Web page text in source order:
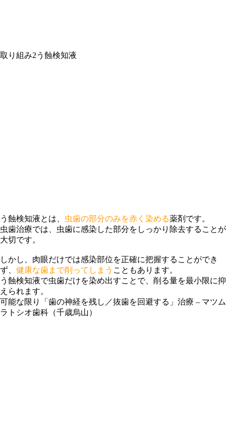
取り組み2 う蝕検知液
う蝕検知液とは、 虫歯の部分のみを赤く染める薬剤です。
虫歯治療では、虫歯に感染した部分をしっかり除去することが
大切です。
しかし、肉眼だけでは感染部位を正確に把握することができ
ず、 健康な歯まで削ってしまう こともあります。
う蝕検知液で虫歯だけを染め出すことで、削る量を最小限に抑
えられます。
可能な限り「歯の神経を残し／抜歯を回避する」治療 – マツム
ラトシオ歯科（千歳烏山）